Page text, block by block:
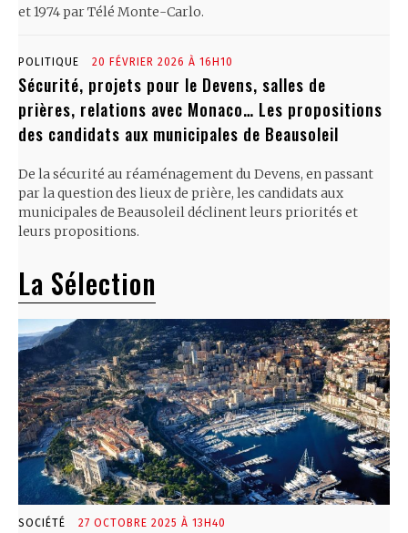
et 1974 par Télé Monte-Carlo.
POLITIQUE 20 FÉVRIER 2026 À 16H10
Sécurité, projets pour le Devens, salles de
prières, relations avec Monaco… Les propositions
des candidats aux municipales de Beausoleil
De la sécurité au réaménagement du Devens, en passant
par la question des lieux de prière, les candidats aux
municipales de Beausoleil déclinent leurs priorités et
leurs propositions.
La Sélection
SOCIÉTÉ 27 OCTOBRE 2025 À 13H40